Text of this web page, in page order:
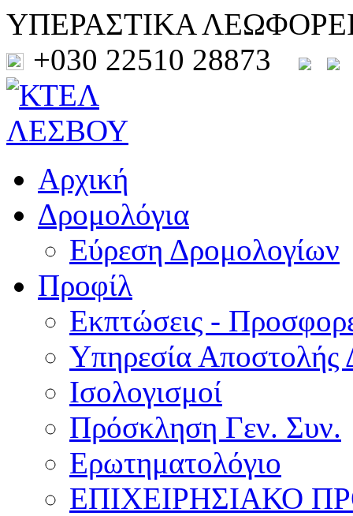
ΥΠΕΡΑΣΤΙΚΑ
+030 22510 28873
Αρχική
Δρομολόγια
Εύρεση Δρομολογίων
Προφίλ
Εκπτώσεις -
Υπηρεσία Αποστολής
Ισολογισμοί
Πρόσκληση Γεν. Συν.
Ερωτηματολόγιο
ΕΠΙΧΕΙΡΗΣΙΑΚΟ